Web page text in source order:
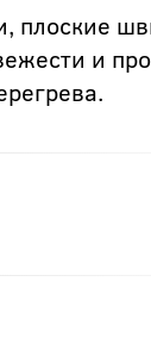
плоские
и